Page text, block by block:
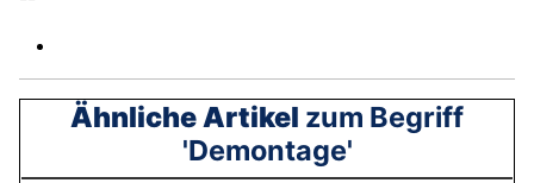
Ähnliche Artikel zum Begriff
'Demontage'